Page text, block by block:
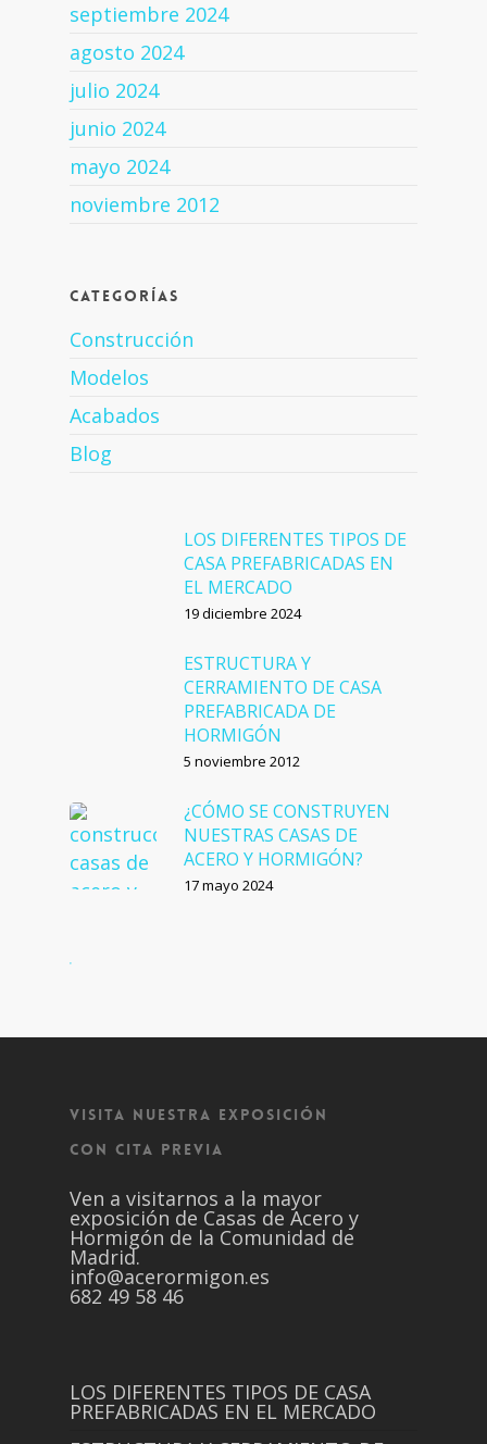
septiembre 2024
agosto 2024
julio 2024
junio 2024
mayo 2024
noviembre 2012
Categorías
Construcción
Modelos
Acabados
Blog
LOS DIFERENTES TIPOS DE
CASA PREFABRICADAS EN
EL MERCADO
19 diciembre 2024
ESTRUCTURA Y
CERRAMIENTO DE CASA
PREFABRICADA DE
HORMIGÓN
5 noviembre 2012
¿CÓMO SE CONSTRUYEN
NUESTRAS CASAS DE
ACERO Y HORMIGÓN?
17 mayo 2024
VISITA NUESTRA EXPOSICIÓN
CON CITA PREVIA
Ven a visitarnos a la mayor
exposición de Casas de Acero y
Hormigón de la Comunidad de
Madrid.
info@acerormigon.es
682 49 58 46
LOS DIFERENTES TIPOS DE CASA
PREFABRICADAS EN EL MERCADO